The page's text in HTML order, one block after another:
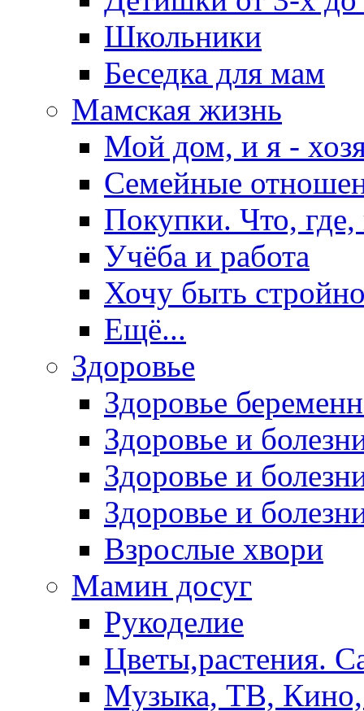
Школьники
Беседка для мам
Мамская жизнь
Мой дом, и я -
Семейные
Покупки. Что, где,
Учёба и работа
Хочу быть
Ещё...
Здоровье
Здоровье
Здоровье и
Здоровье и
Здоровье и
Взрослые хвори
Мамин досуг
Рукоделие
Цветы,растения.
Музыка, ТВ,